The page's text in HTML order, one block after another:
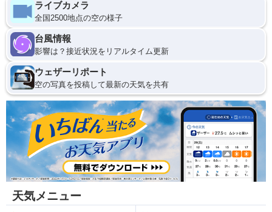
ライブカメラ
全国2500地点の空の様子
台風情報
影響は？接近状況をリアルタイム更新
ウェザーリポート
空の写真を投稿して最新の天気を共有
天気メニュー